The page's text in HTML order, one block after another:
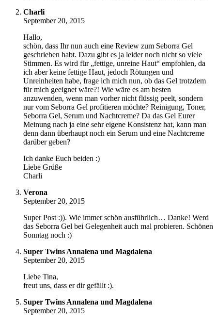
Charli
September 20, 2015
Hallo,
schön, dass Ihr nun auch eine Review zum Seborra Gel
geschrieben habt. Dazu gibt es ja leider noch nicht so viele
Stimmen. Es wird für „fettige, unreine Haut“ empfohlen, da
ich aber keine fettige Haut, jedoch Rötungen und
Unreinheiten habe, frage ich mich nun, ob das Gel trotzdem
für mich geeignet wäre?! Wie wäre es am besten
anzuwenden, wenn man vorher nicht flüssig peelt, sondern
nur vom Seborra Gel profitieren möchte? Reinigung, Toner,
Seborra Gel, Serum und Nachtcreme? Da das Gel Eurer
Meinung nach ja eine sehr eigene Konsistenz hat, kann man
denn dann überhaupt noch ein Serum und eine Nachtcreme
darüber geben?
Ich danke Euch beiden :)
Liebe Grüße
Charli
Verona
September 20, 2015
Super Post :)). Wie immer schön ausführlich… Danke! Werd
das Seborra Gel bei Gelegenheit auch mal probieren. Schönen
Sonntag noch :)
Super Twins Annalena und Magdalena
September 20, 2015
Liebe Tina,
freut uns, dass er dir gefällt :).
Super Twins Annalena und Magdalena
September 20, 2015